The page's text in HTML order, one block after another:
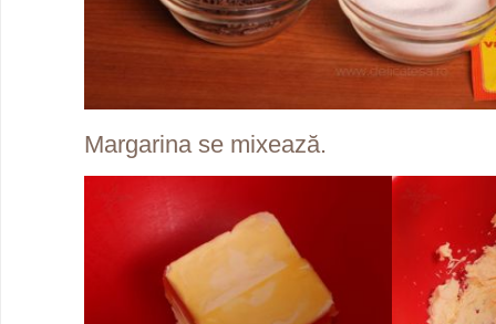
Margarina se mixează.